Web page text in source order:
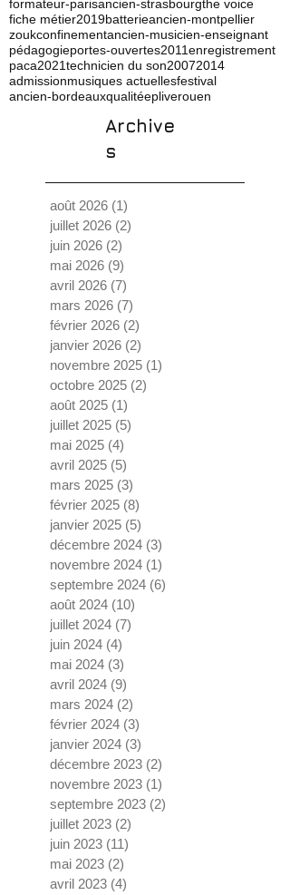
formateur-parisancien-strasbourgthe voice
fiche métier2019batterieancien-montpellier
zoukconfinementancien-musicien-enseignant
pédagogieportes-ouvertes2011enregistrement
paca2021technicien du son20072014
admissionmusiques actuellesfestival
ancien-bordeauxqualitéepliverouen
Archive
s
août 2026 (1)
juillet 2026 (2)
juin 2026 (2)
mai 2026 (9)
avril 2026 (7)
mars 2026 (7)
février 2026 (2)
janvier 2026 (2)
novembre 2025 (1)
octobre 2025 (2)
août 2025 (1)
juillet 2025 (5)
mai 2025 (4)
avril 2025 (5)
mars 2025 (3)
février 2025 (8)
janvier 2025 (5)
décembre 2024 (3)
novembre 2024 (1)
septembre 2024 (6)
août 2024 (10)
juillet 2024 (7)
juin 2024 (4)
mai 2024 (3)
avril 2024 (9)
mars 2024 (2)
février 2024 (3)
janvier 2024 (3)
décembre 2023 (2)
novembre 2023 (1)
septembre 2023 (2)
juillet 2023 (2)
juin 2023 (11)
mai 2023 (2)
avril 2023 (4)